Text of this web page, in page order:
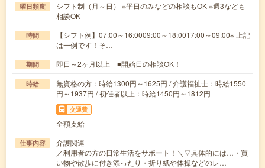
曜日頻度
シフト制（月～日） ※平日のみなどの相談もOK ※週3なども
相談OK
時間
【シフト例】07:00～16:0009:00～18:0017:00～09:00※ 上記
は一例です！そ…
期間 即日～2ヶ月以上 ■開始日の相談OK！
時給
無資格の方：時給1300円～1625円 / 介護福祉士：時給1550
円～1937円 / 初任者以上：時給1450円～1812円
交通費
全額支給
仕事内容
介護関連
／利用者の方の日常生活をサポート！＼▽具体的には…・買
い物や散歩に付き添ったり・折り紙や体操などのレ…